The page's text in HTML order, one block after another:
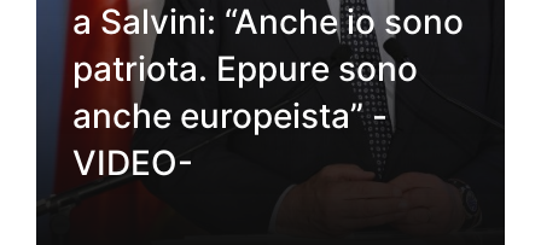
a Salvini: “Anche io sono
patriota. Eppure sono
anche europeista” -
VIDEO-